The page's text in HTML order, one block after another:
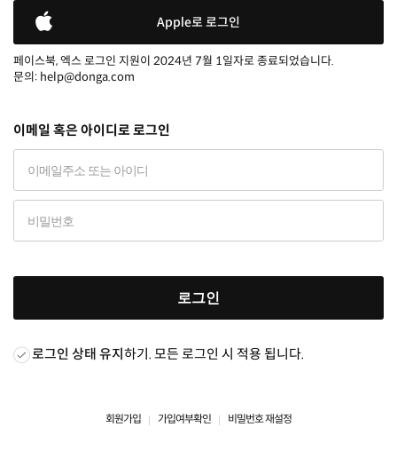
Apple로 로그인
페이스북, 엑스 로그인 지원이 2024년 7월 1일자로 종료되었습니다.
문의: help@donga.com
이메일 혹은 아이디로 로그인
로그인
로그인 상태 유지하기. 모든 로그인 시 적용 됩니다.
회원가입 가입여부확인 비밀번호 재설정